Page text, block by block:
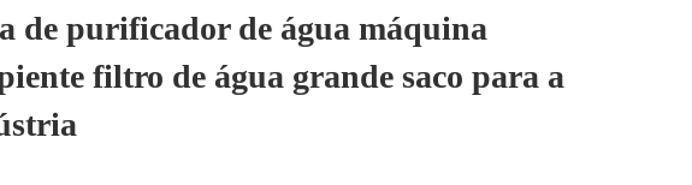
de purificador de água máquina
filtro de água grande saco para a